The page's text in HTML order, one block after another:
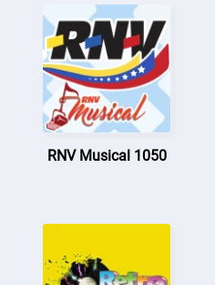
RNV Musical 1050